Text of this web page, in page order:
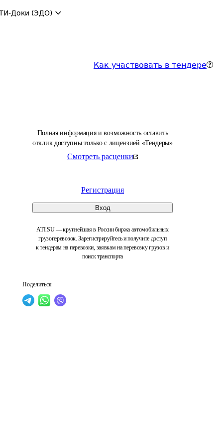
Доки (ЭДО)
Как участвовать в тендере
Полная информация и возможность оставить
отклик доступны только с лицензией «Тендеры»
Смотреть расценки
Регистрация
Вход
ATI.SU — крупнейшая в России биржа автомобильных
грузоперевозок. Зарегистрируйтесь и получите доступ
к тендерам на перевозки, заявкам на перевозку грузов и
поиск транспорта
Поделиться